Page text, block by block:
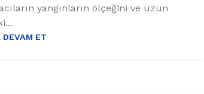
yangınların ölçeğini ve uzun
DEVAM ET